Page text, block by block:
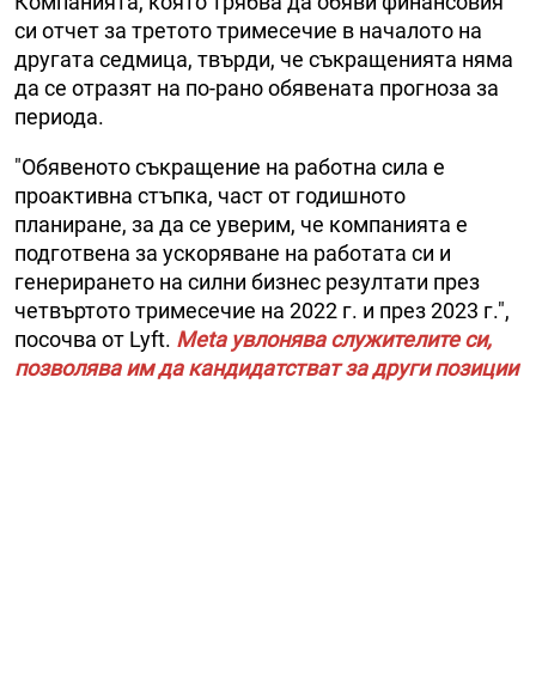
си отчет за третото тримесечие в началото на
другата седмица, твърди, че съкращенията няма
да се отразят на по-рано обявената прогноза за
периода.
"Обявеното съкращение на работна сила е
проактивна стъпка, част от годишното
планиране, за да се уверим, че компанията е
подготвена за ускоряване на работата си и
генерирането на силни бизнес резултати през
четвъртото тримесечие на 2022 г. и през 2023 г.",
посочва от Lyft. Meta увлонява служителите си,
позволява им да кандидатстват за други позиции